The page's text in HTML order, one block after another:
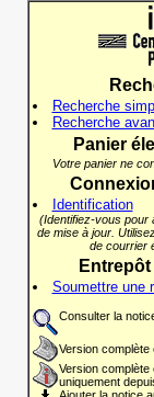
Recherche
Recherche
Panier
Votre panier ne
Identification
(Identifiez-vous pour
de mise à jour.
de courrier
Entrepôt
Soumettre une
Consulter la
Version complète
Version complète
uniquement